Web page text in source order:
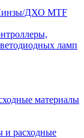
ДХО MTF
ламп
материалы
и расходные